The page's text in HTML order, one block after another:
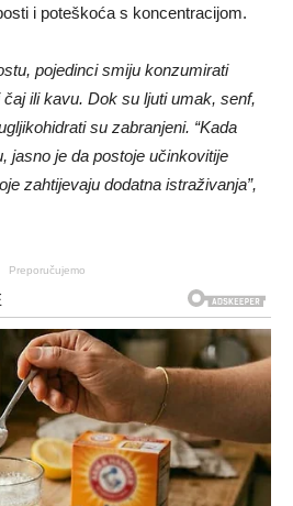
i poteškoća s koncentracijom.
pojedinci smiju konzumirati
ili kavu. Dok su ljuti umak, senf,
su zabranjeni. “Kada
jasno je da postoje učinkovitije
zahtijevaju dodatna istraživanja”,
Preporučujemo